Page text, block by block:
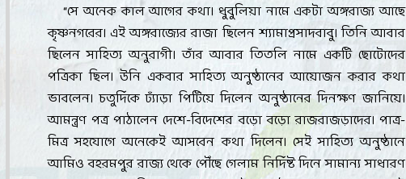
“সে অনেক কাল আগের কথা। ধুবুলিয়া নামে একটা অঙ্গরাজ্য আছে
কৃষ্ণনগরের। এই অঙ্গরাজ্যের রাজা ছিলেন শ্যামাপ্রসাদবাবু। তিনি আবার
ছিলেন সাহিত্য অনুরাগী। তাঁর আবার তিতলি নামে একটি ছোটোদের
পত্রিকা ছিল। উনি একবার সাহিত্য অনুষ্ঠানের আয়োজন করার কথা
ভাবলেন। চতুর্দিকে ঢ্যাঁড়া পিটিয়ে দিলেন অনুষ্ঠানের দিনক্ষণ জানিয়ে।
আমন্ত্রণ পত্র পাঠালেন দেশে-বিদেশের বড়ো বড়ো রাজরাজড়াদের। পাত্র-
মিত্র সহযোগে অনেকেই আসবেন কথা দিলেন। সেই সাহিত্য অনুষ্ঠানে
আমিও বহরমপুর রাজ্য থেকে পৌঁছে গেলাম নির্দিষ্ট দিনে সামান্য সাধারণ